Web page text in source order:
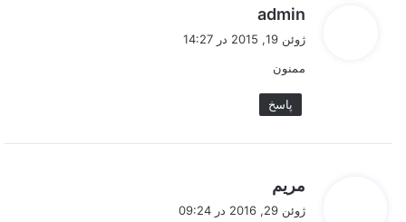
admin
ژوئن 19, 2015 در 14:27
ممنون
پاسخ
مریم
ژوئن 29, 2016 در 09:24